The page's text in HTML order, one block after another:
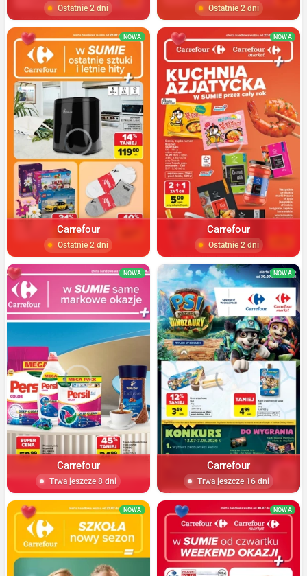
Ostatnie 2 dni Ostatnie 2 dni
NOWA
Carrefour
Ostatnie 2 dni
NOWA
Carrefour
Ostatnie 2 dni
NOWA
Carrefour
Trwa jeszcze 8 dni
NOWA
Carrefour
Trwa jeszcze 16 dni
NOWA NOWA